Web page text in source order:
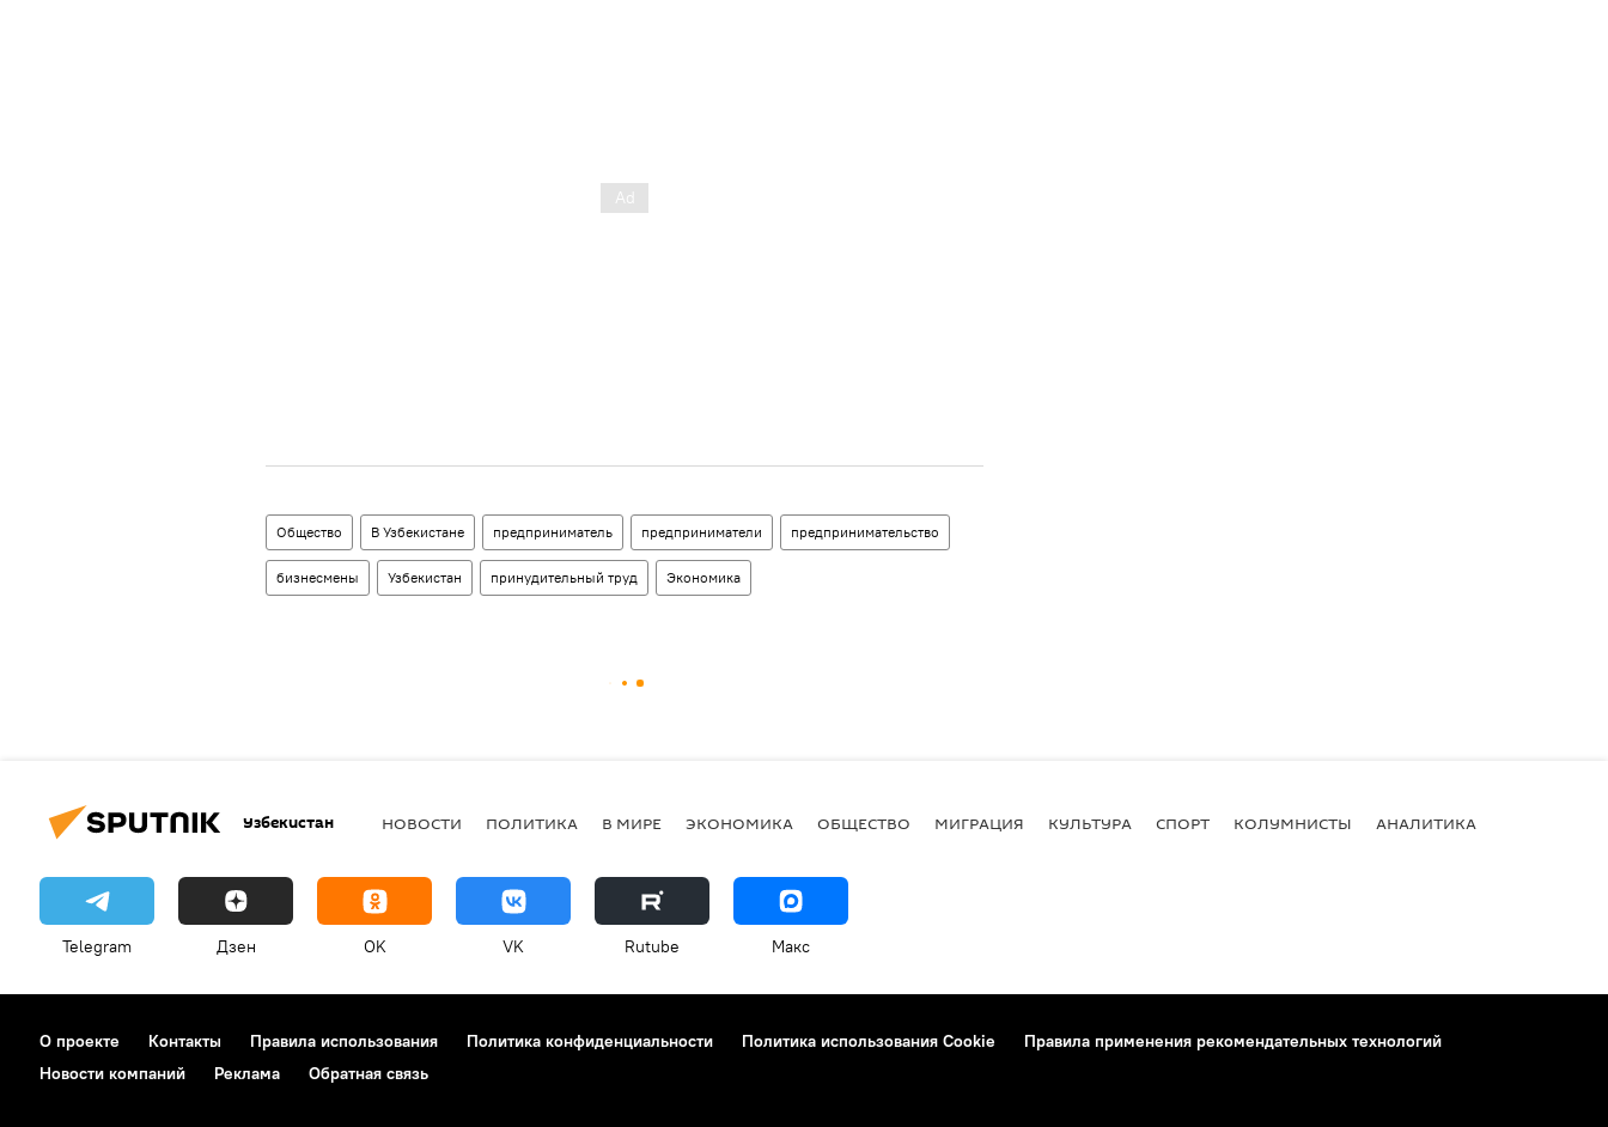
Общество В Узбекистане предприниматель предприниматели предпринимательство
бизнесмены Узбекистан принудительный труд Экономика
Узбекистан НОВОСТИ ПОЛИТИКА В МИРЕ ЭКОНОМИКА ОБЩЕСТВО МИГРАЦИЯ КУЛЬТУРА СПОРТ КОЛУМНИСТЫ АНАЛИТИКА
Telegram Дзен OK VK Rutube Макс
О проекте Контакты Правила использования Политика конфиденциальности Политика использования Cookie
Правила применения рекомендательных технологий
Новости компаний
Реклама Обратная связь